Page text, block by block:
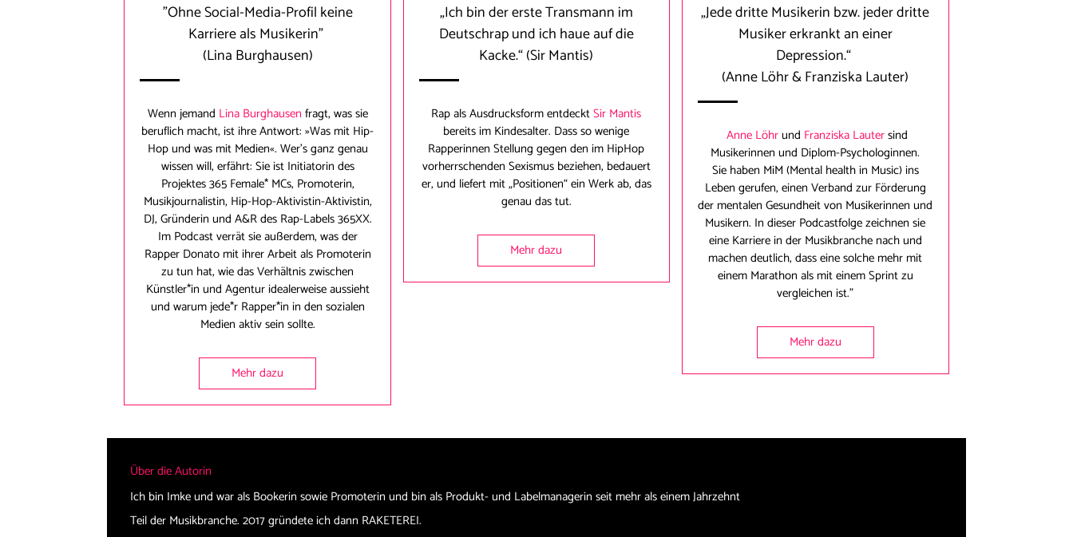
"Ohne Social-Media-Profil keine
Karriere als Musikerin"
(Lina Burghausen)
Wenn jemand Lina Burghausen fragt, was sie
beruflich macht, ist ihre Antwort: »Was mit Hip-
Hop und was mit Medien«. Wer’s ganz genau
wissen will, erfährt: Sie ist Initiatorin des
Projektes 365 Female* MCs, Promoterin,
Musikjournalistin, Hip-Hop-Aktivistin-Aktivistin,
DJ, Gründerin und A&R des Rap-Labels 365XX.
Im Podcast verrät sie außerdem, was der
Rapper Donato mit ihrer Arbeit als Promoterin
zu tun hat, wie das Verhältnis zwischen
Künstler*in und Agentur idealerweise aussieht
und warum jede*r Rapper*in in den sozialen
Medien aktiv sein sollte.
Mehr dazu
„Ich bin der erste Transmann im
Deutschrap und ich haue auf die
Kacke.“(Sir Mantis)
Rap als Ausdrucksform entdecktSir Mantis
bereits im Kindesalter. Dass so wenige
Rapperinnen Stellung gegen den im HipHop
vorherrschenden Sexismus beziehen, bedauert
er, und liefert mit „Positionen“ ein Werk ab, das
genau das tut.
Mehr dazu
„Jede dritte Musikerin bzw. jeder dritte
Musiker erkrankt an einer
Depression.“
(Anne Löhr & Franziska Lauter)
Anne Löhrund Franziska Lautersind
Musikerinnen und Diplom-Psychologinnen.
Sie haben MiM (Mental health in Music) ins
Leben gerufen, einen Verband zur Förderung
der mentalen Gesundheit von Musikerinnen und
Musikern. In dieser Podcastfolge zeichnen sie
eine Karriere in der Musikbranche nach und
machen deutlich, dass eine solche mehr mit
einem Marathon als mit einem Sprint zu
vergleichen ist."
Mehr dazu
Über die Autorin
Ich bin Imke und war als Bookerin sowie Promoterin und bin als Produkt- und Labelmanagerin seit mehr als einem Jahrzehnt
Teil der Musikbranche. 2017 gründete ich dann RAKETEREI.